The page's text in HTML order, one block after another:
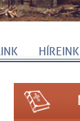
HÍREINK